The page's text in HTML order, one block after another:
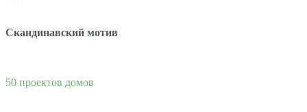
Скандинавский мотив
50 проектов домов